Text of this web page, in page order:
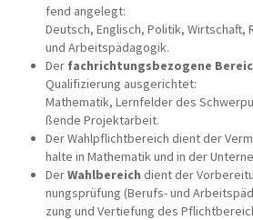
fend angelegt:
Deutsch, Eng­lisch, Poli­tik, Wirt­schaft,
und Arbeitspädagogik.
Der fach­rich­tungs­be­zo­ge­ne
Qua­li­fi­zie­rung ausgerichtet:
Mathe­ma­tik, Lern­fel­der des
ßen­de Projektarbeit.
Der Wahl­pflicht­be­reich dient der
hal­te in Mathe­ma­tik und in der
DerWahl­be­reich dient der
nungs­prü­fung (Berufs- und
zung und Ver­tie­fung des